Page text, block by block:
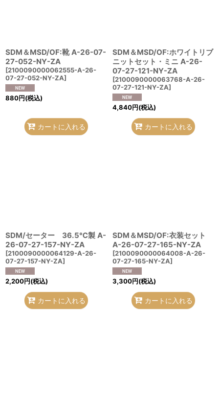
SDM＆MSD/OF:靴 A-26-07-
27-052-NY-ZA
[2100090000062555-A-26-
07-27-052-NY-ZA]
880円(税込)
カートに入れる
SDM＆MSD/OF:ホワイトリブ
ニットセット・ミニ A-26-
07-27-121-NY-ZA
[2100090000063768-A-26-
07-27-121-NY-ZA]
4,840円(税込)
カートに入れる
SDM/セーター 36.5℃製 A-
26-07-27-157-NY-ZA
[2100090000064129-A-26-
07-27-157-NY-ZA]
2,200円(税込)
カートに入れる
SDM＆MSD/OF:衣装セット
A-26-07-27-165-NY-ZA
[2100090000064008-A-26-
07-27-165-NY-ZA]
3,300円(税込)
カートに入れる